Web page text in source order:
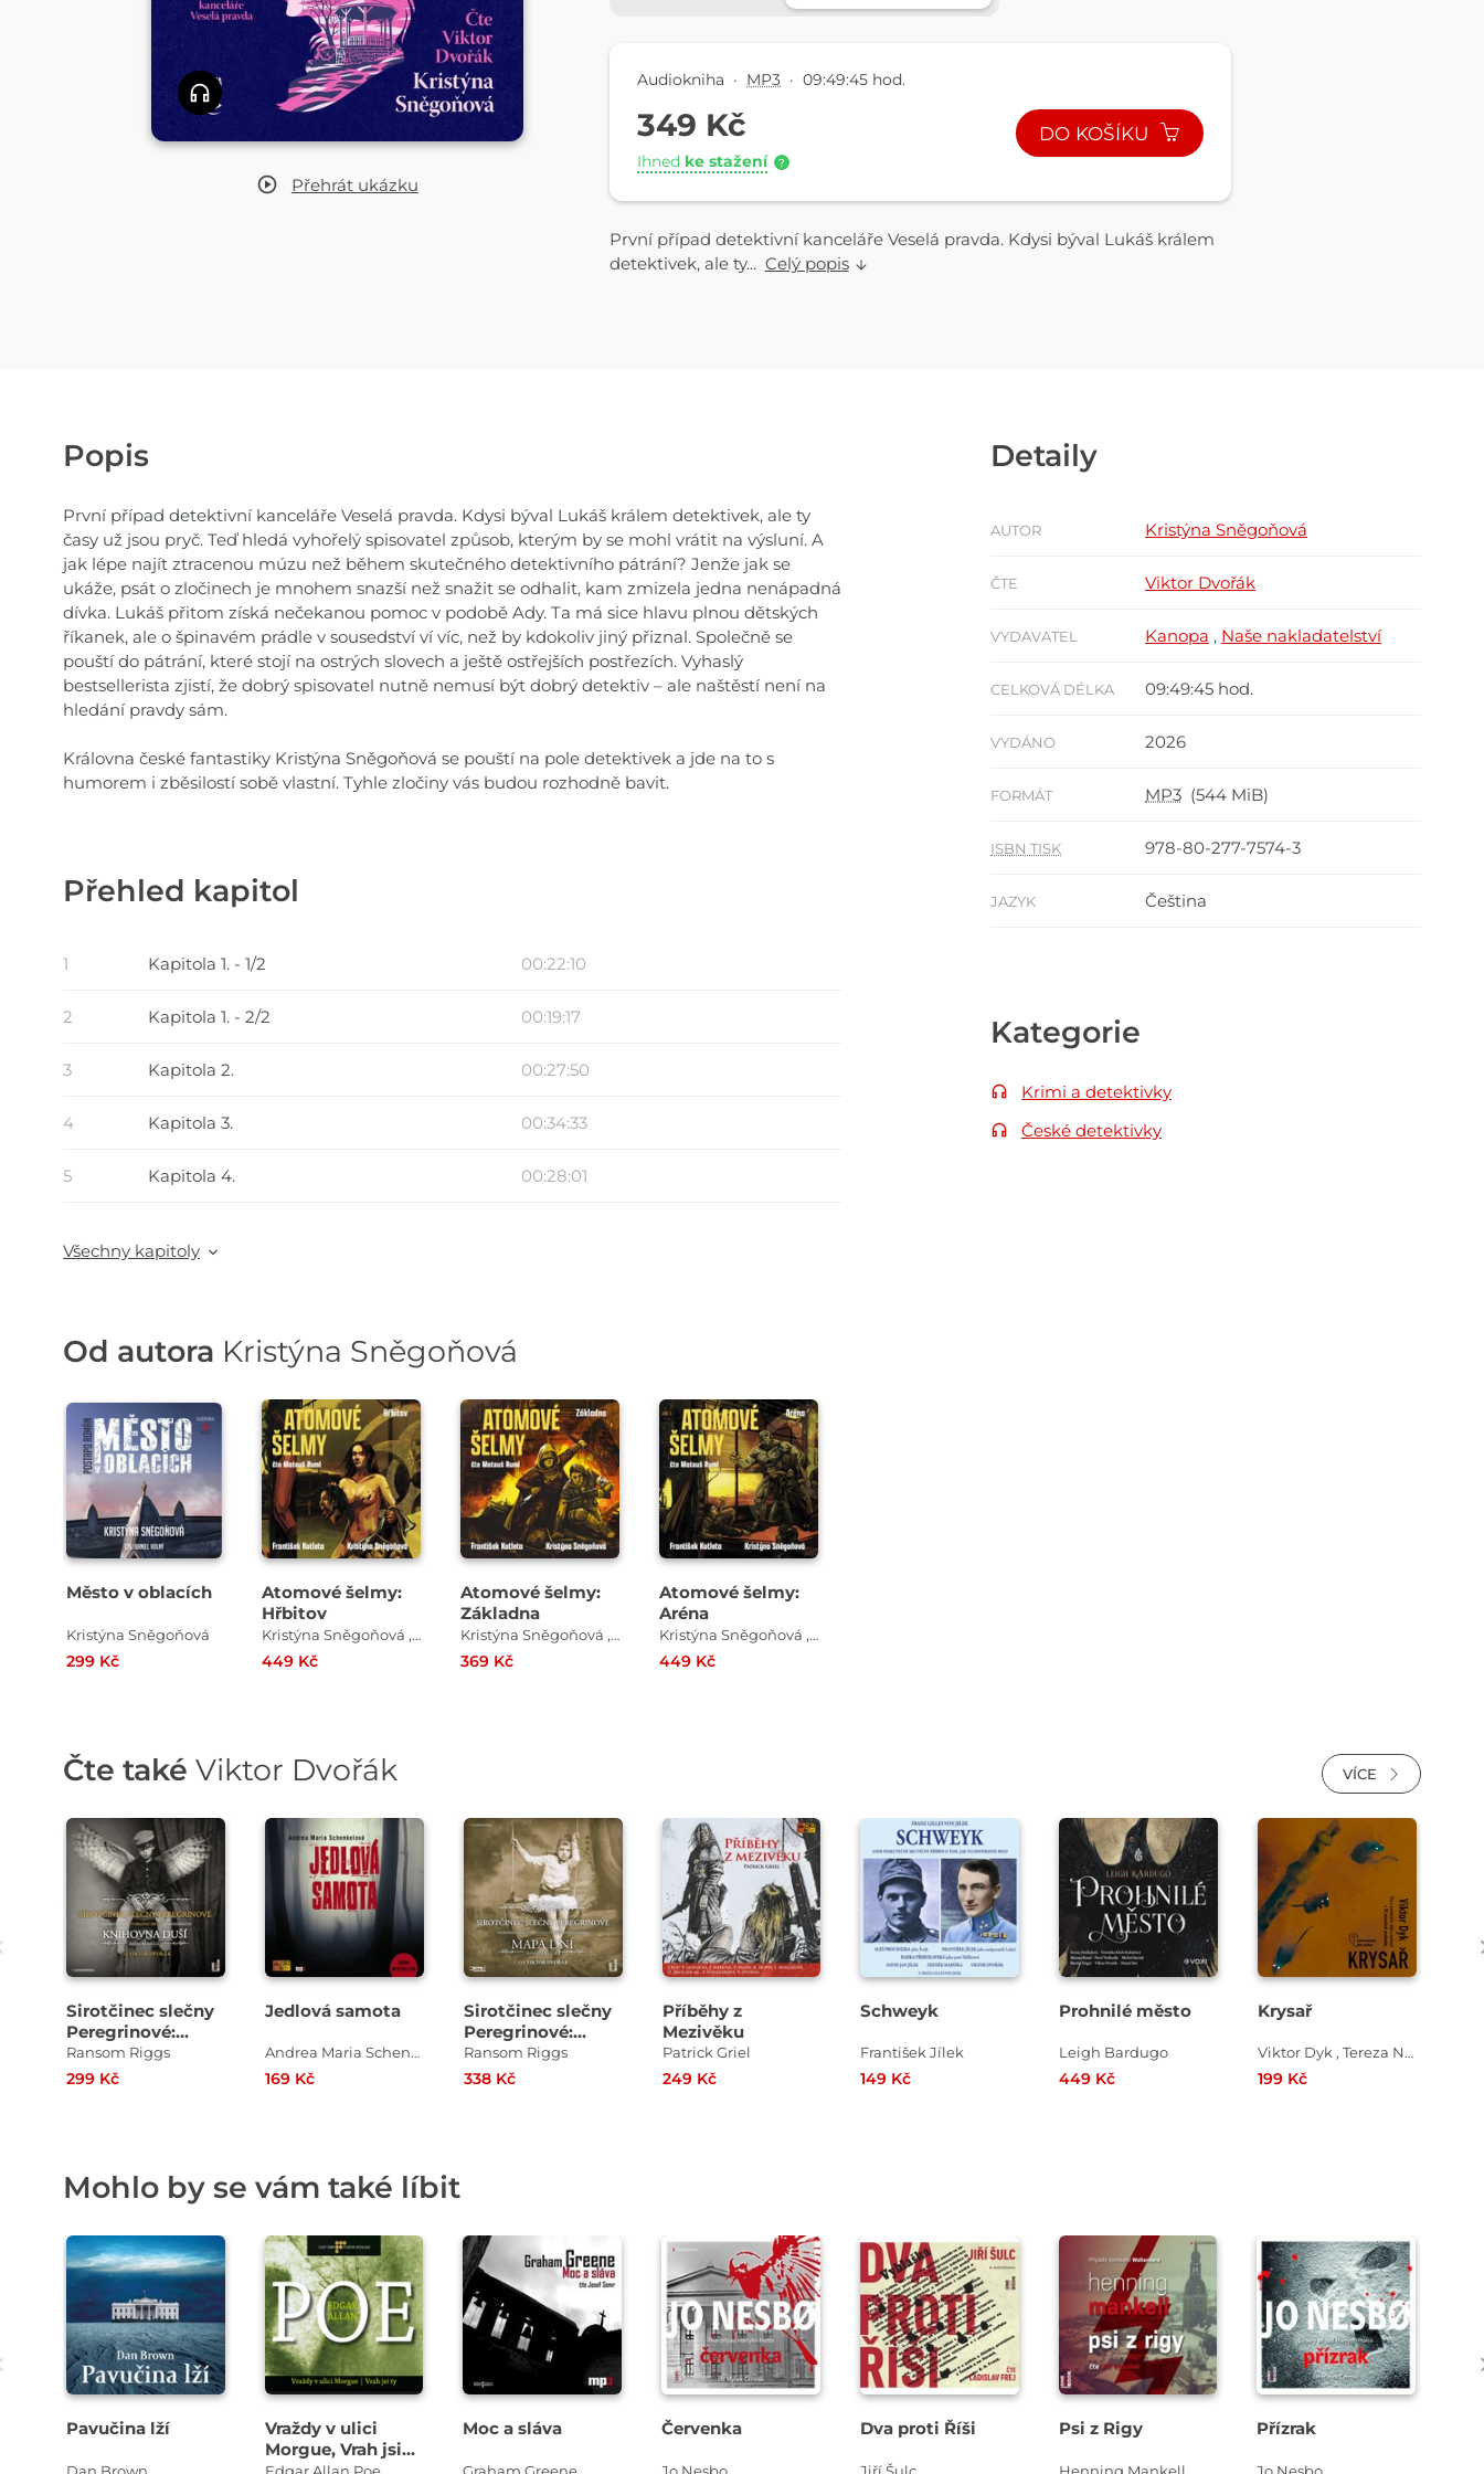
Přehrát ukázku
Audiokniha · MP3 · 09:49:45 hod.
349 Kč
Ihned ke stažení ?
DO KOŠÍKU
První případ detektivní kanceláře Veselá pravda. Kdysi býval Lukáš králem
detektivek, ale ty... Celý popis
Popis
První případ detektivní kanceláře Veselá pravda. Kdysi býval Lukáš králem detektivek, ale ty
časy už jsou pryč. Teď hledá vyhořelý spisovatel způsob, kterým by se mohl vrátit na výsluní. A
jak lépe najít ztracenou múzu než během skutečného detektivního pátrání? Jenže jak se
ukáže, psát o zločinech je mnohem snazší než snažit se odhalit, kam zmizela jedna nenápadná
dívka. Lukáš přitom získá nečekanou pomoc v podobě Ady. Ta má sice hlavu plnou dětských
říkanek, ale o špinavém prádle v sousedství ví víc, než by kdokoliv jiný přiznal. Společně se
pouští do pátrání, které stojí na ostrých slovech a ještě ostřejších postřezích. Vyhaslý
bestsellerista zjistí, že dobrý spisovatel nutně nemusí být dobrý detektiv – ale naštěstí není na
hledání pravdy sám.
Královna české fantastiky Kristýna Sněgoňová se pouští na pole detektivek a jde na to s
humorem i zběsilostí sobě vlastní. Tyhle zločiny vás budou rozhodně bavit.
Přehled kapitol
1 Kapitola 1. - 1/2 00:22:10
2 Kapitola 1. - 2/2 00:19:17
3 Kapitola 2. 00:27:50
4 Kapitola 3. 00:34:33
5 Kapitola 4. 00:28:01
Všechny kapitoly
Detaily
AUTOR Kristýna Sněgoňová
ČTE Viktor Dvořák
VYDAVATEL Kanopa , Naše nakladatelství
CELKOVÁ DÉLKA 09:49:45 hod.
VYDÁNO 2026
FORMÁT MP3 (544 MiB)
ISBN TISK 978-80-277-7574-3
JAZYK Čeština
Kategorie
Krimi a detektivky
České detektivky
Od autora Kristýna Sněgoňová
Město v oblacích
Kristýna Sněgoňová
299 Kč
Přehrát
ukázku
Atomové šelmy:
Hřbitov
Kristýna Sněgoňová , František Kotleta
449 Kč
Přehrát
ukázku
Atomové šelmy:
Základna
Kristýna Sněgoňová , František Kotleta , Leoš Kyša
369 Kč
Přehrát
ukázku
Atomové šelmy:
Aréna
Kristýna Sněgoňová , František Kotleta
449 Kč
Čte také Viktor Dvořák VÍCE
Sirotčinec slečny
Peregrinové:
Knihovna duší
Ransom Riggs
299 Kč
Přehrát
ukázku
Jedlová samota
Andrea Maria Schenkelová
169 Kč
Přehrát
ukázku
Sirotčinec slečny
Peregrinové:
MAPA DNÍ
Ransom Riggs
338 Kč
Přehrát
ukázku
Příběhy z
Mezivěku
Patrick Griel
249 Kč
Přehrát
ukázku
Schweyk
František Jílek
149 Kč
Přehrát
ukázku
Prohnilé město
Leigh Bardugo
449 Kč
Přehrát
ukázku
Krysař
Viktor Dyk , Tereza Nováková
199 Kč
Přehrát
ukázku
Mohlo by se vám také líbit
Pavučina lží
Dan Brown
Přehrát
Vraždy v ulici
Morgue, Vrah jsi
Edgar Allan Poe
Přehrát
ukázku
Moc a sláva
Graham Greene
Přehrát
ukázku
Červenka
Jo Nesbo
Přehrát
ukázku
Dva proti Říši
Jiří Šulc
Přehrát
ukázku
Psi z Rigy
Henning Mankell
Přehrát
ukázku
Přízrak
Jo Nesbo
Přehrát
ukázku